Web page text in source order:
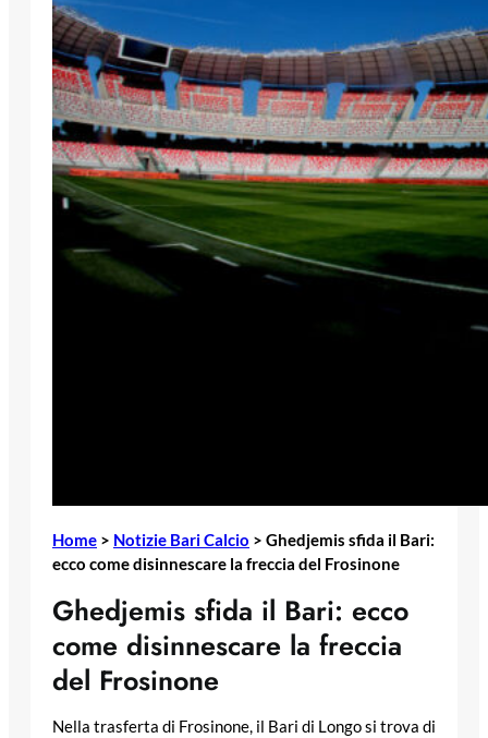
Home > Notizie Bari Calcio > Ghedjemis sfida il Bari:
ecco come disinnescare la freccia del Frosinone
Ghedjemis sfida il Bari: ecco
come disinnescare la freccia
del Frosinone
Nella trasferta di Frosinone, il Bari di Longo si trova di